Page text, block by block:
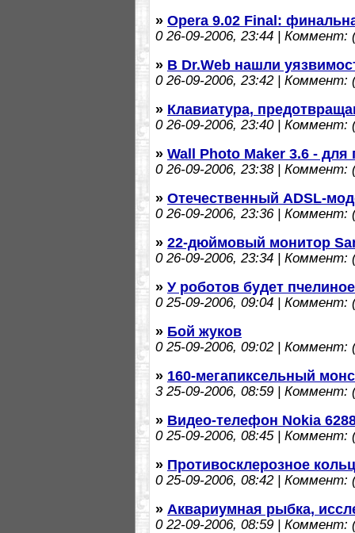
» Opera 9.02 Final:
026-09-2006, 23:44 | Коммент:
» В Dr.Web нашли
026-09-2006, 23:42 | Коммент:
» Клавиатура,
026-09-2006, 23:40 | Коммент:
» Wall Photo Maker 3.6 -
026-09-2006, 23:38 | Коммент:
» Отечественный ADSL-
026-09-2006, 23:36 | Коммент:
» 22-дюймовый монитор
026-09-2006, 23:34 | Коммент:
» У роботов будет
025-09-2006, 09:04 | Коммент:
» Бой жуков
025-09-2006, 09:02 | Коммент:
» 160-мегапиксельный
325-09-2006, 08:59 | Коммент:
» Видео-телефон Nokia
025-09-2006, 08:45 | Коммент:
» Противосклерозное
025-09-2006, 08:42 | Коммент:
» Аквариумная рыбка,
022-09-2006, 08:59 | Коммент: